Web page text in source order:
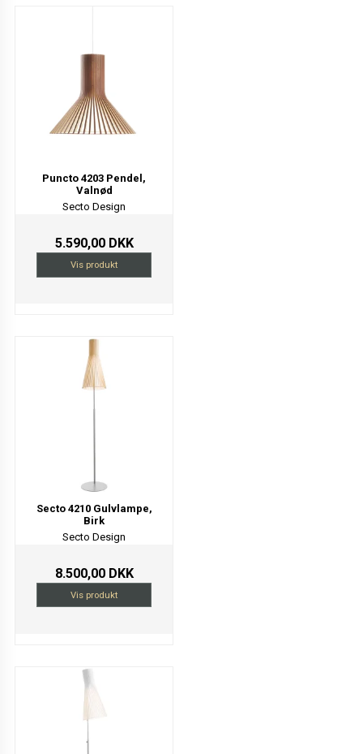
Puncto 4203 Pendel,
Valnød
Secto Design
5.590,00 DKK
Vis produkt
Secto 4210 Gulvlampe,
Birk
Secto Design
8.500,00 DKK
Vis produkt